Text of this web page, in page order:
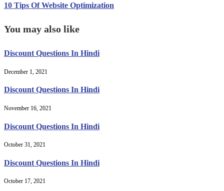
10 Tips Of Website Optimization
You may also like
Discount Questions In Hindi
December 1, 2021
Discount Questions In Hindi
November 16, 2021
Discount Questions In Hindi
October 31, 2021
Discount Questions In Hindi
October 17, 2021